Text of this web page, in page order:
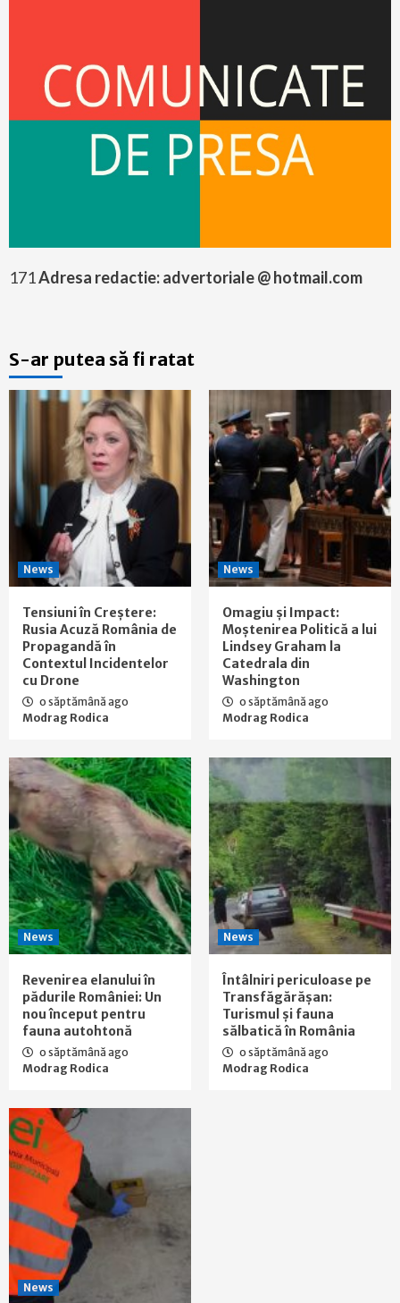
171Adresa redactie: advertoriale @ hotmail.com
S-ar putea să fi ratat
News
Tensiuni în Creștere:
Rusia Acuză România de
Propagandă în
Contextul Incidentelor
cu Drone
o săptămână ago
Modrag Rodica
News
Omagiu și Impact:
Moștenirea Politică a lui
Lindsey Graham la
Catedrala din
Washington
o săptămână ago
Modrag Rodica
News
Revenirea elanului în
pădurile României: Un
nou început pentru
fauna autohtonă
o săptămână ago
Modrag Rodica
News
Întâlniri periculoase pe
Transfăgărășan:
Turismul și fauna
sălbatică în România
o săptămână ago
Modrag Rodica
News